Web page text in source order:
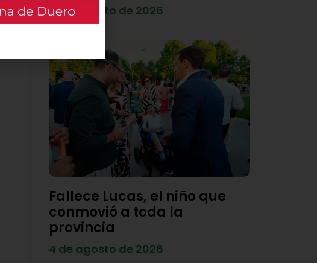
4 de agosto de 2026
Fallece Lucas, el niño que
conmovió a toda la
provincia
4 de agosto de 2026